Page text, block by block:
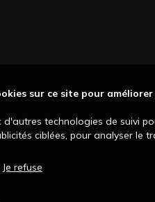
sur ce site pour
d'autres technologies de suivi
ciblées, pour analyser le
Je refuse